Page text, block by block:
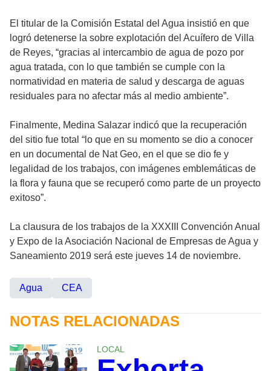
El titular de la Comisión Estatal del Agua insistió en que
logró detenerse la sobre explotación del Acuífero de Villa
de Reyes, “gracias al intercambio de agua de pozo por
agua tratada, con lo que también se cumple con la
normatividad en materia de salud y descarga de aguas
residuales para no afectar más al medio ambiente”.
Finalmente, Medina Salazar indicó que la recuperación
del sitio fue total “lo que en su momento se dio a conocer
en un documental de Nat Geo, en el que se dio fe y
legalidad de los trabajos, con imágenes emblemáticas de
la flora y fauna que se recuperó como parte de un proyecto
exitoso”.
La clausura de los trabajos de la XXXIII Convención Anual
y Expo de la Asociación Nacional de Empresas de Agua y
Saneamiento 2019 será este jueves 14 de noviembre.
Agua CEA
NOTAS RELACIONADAS
LOCAL